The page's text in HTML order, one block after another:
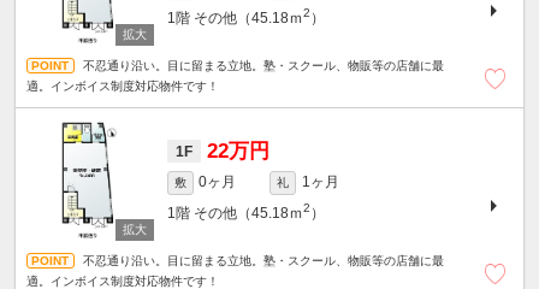
1階 その他（45.18ｍ2 ）
不忍通り沿い。目に留まる立地。塾・スクール、物販等の店舗に最
適。インボイス制度対応物件です！
1F 22万円
敷 0ヶ月 礼
1ヶ月
1階 その他（45.18ｍ2 ）
不忍通り沿い。目に留まる立地。塾・スクール、物販等の店舗に最
適。インボイス制度対応物件です！